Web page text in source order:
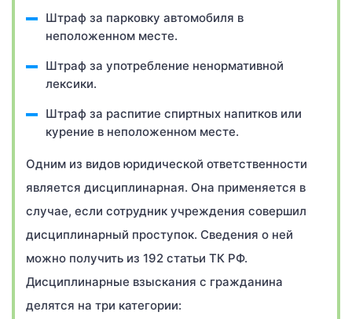
Штраф за парковку автомобиля в
неположенном месте.
Штраф за употребление ненормативной
лексики.
Штраф за распитие спиртных напитков или
курение в неположенном месте.
Одним из видов юридической ответственности
является дисциплинарная. Она применяется в
случае, если сотрудник учреждения совершил
дисциплинарный проступок. Сведения о ней
можно получить из 192 статьи ТК РФ.
Дисциплинарные взыскания с гражданина
делятся на три категории: